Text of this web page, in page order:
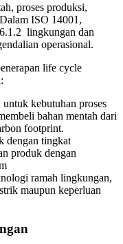
proses produksi,
ISO 14001,
lingkungan dan
operasional.
life cycle
untuk kebutuhan proses
bahan mentah dari
footprint.
dengan tingkat
produk dengan
ramah lingkungan,
maupun keperluan